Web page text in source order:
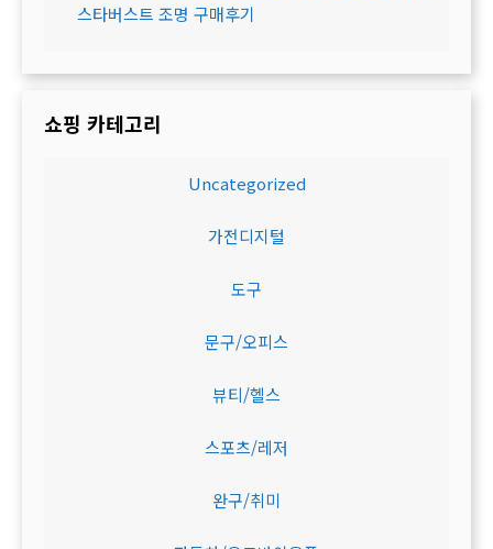
스타버스트 조명 구매후기
쇼핑 카테고리
Uncategorized
가전디지털
도구
문구/오피스
뷰티/헬스
스포츠/레저
완구/취미